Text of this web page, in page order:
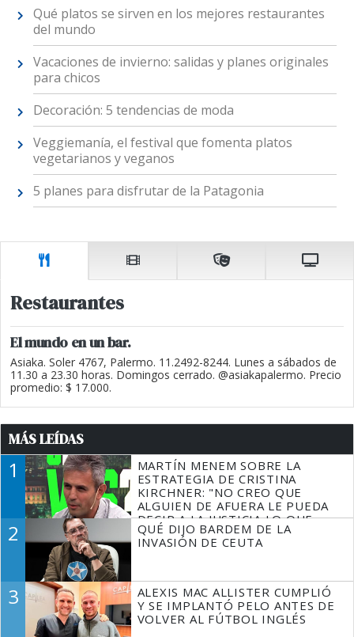
Qué platos se sirven en los mejores restaurantes
del mundo
Vacaciones de invierno: salidas y planes originales
para chicos
Decoración: 5 tendencias de moda
Veggiemanía, el festival que fomenta platos
vegetarianos y veganos
5 planes para disfrutar de la Patagonia
Restaurantes
El mundo en un bar.
Asiaka. Soler 4767, Palermo. 11.2492-8244. Lunes a sábados de
11.30 a 23.30 horas. Domingos cerrado. @asiakapalermo. Precio
promedio: $ 17.000.
MÁS LEÍDAS
1
MARTÍN MENEM SOBRE LA
ESTRATEGIA DE CRISTINA
KIRCHNER: "NO CREO QUE
ALGUIEN DE AFUERA LE PUEDA
DECIR A LA JUSTICIA LO QUE
TIENE QUE HACER"
2
QUÉ DIJO BARDEM DE LA
INVASIÓN DE CEUTA
3
ALEXIS MAC ALLISTER CUMPLIÓ
Y SE IMPLANTÓ PELO ANTES DE
VOLVER AL FÚTBOL INGLÉS